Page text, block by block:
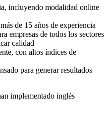
incluyendo modalidad online
de 15 años de experiencia
empresas de todos los sectores
calidad
con altos índices de
para generar resultados
implementado inglés